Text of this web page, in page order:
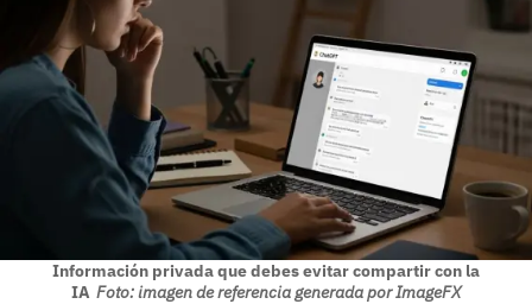
Información privada que debes evitar compartir con la
IA Foto: imagen de referencia generada por ImageFX